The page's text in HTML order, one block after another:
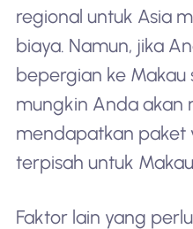
regional untuk Asia
biaya. Namun, jika
bepergian ke Makau
mungkin Anda akan
mendapatkan paket
terpisah untuk
Faktor lain yang